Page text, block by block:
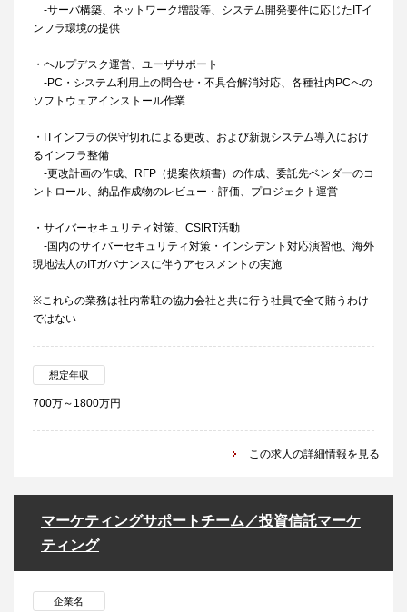
-サーバ構築、ネットワーク増設等、システム開発要件に応じたITイ
ンフラ環境の提供
・ヘルプデスク運営、ユーザサポート
-PC・システム利用上の問合せ・不具合解消対応、各種社内PCへの
ソフトウェアインストール作業
・ITインフラの保守切れによる更改、および新規システム導入におけ
るインフラ整備
-更改計画の作成、RFP（提案依頼書）の作成、委託先ベンダーのコ
ントロール、納品作成物のレビュー・評価、プロジェクト運営
・サイバーセキュリティ対策、CSIRT活動
-国内のサイバーセキュリティ対策・インシデント対応演習他、海外
現地法人のITガバナンスに伴うアセスメントの実施
※これらの業務は社内常駐の協力会社と共に行う社員で全て賄うわけ
ではない
想定年収
700万～1800万円
この求人の詳細情報を見る
マーケティングサポートチーム／投資信託マーケ
ティング
企業名